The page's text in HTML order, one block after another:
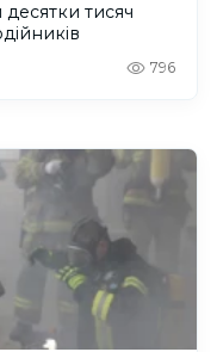
тисяч
796